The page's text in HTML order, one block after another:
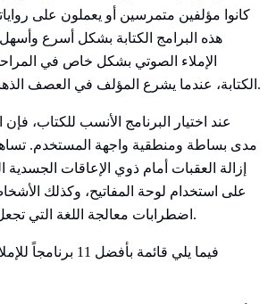
كانوا مؤلفين متمرسين أو يعملون على
هذه البرامج الكتابة بشكل أسرع
الإملاء الصوتي بشكل خاص في
الكتابة، عندما يشرع المؤلف في العصف الذهني وتخطيط الأفكار.
عند اختيار البرنامج الأنسب للكتاب،
مدى بساطة ومنطقية واجهة المستخدم.
إزالة العقبات أمام ذوي الإعاقات
على استخدام لوحة المفاتيح، وكذلك
اضطرابات معالجة اللغة التي تجعل الكتابة أمراً معقداً.
فيما يلي قائمة